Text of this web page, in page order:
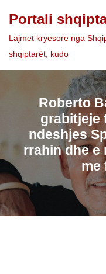
Skip
to
Portali
Lajmet kryesore nga
shqiptarët, kudo
Roberto
grabitjeje
ndeshjes
rrahin dhe e
me